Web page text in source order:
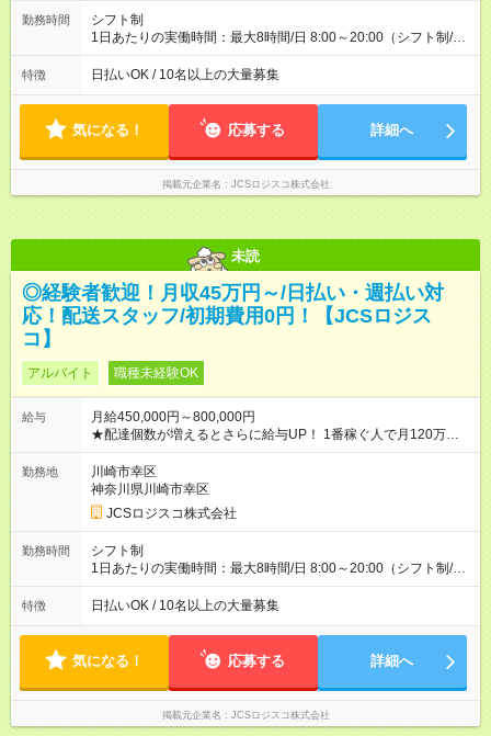
勤務時間
シフト制
1日あたりの実働時間：最大8時間/日 8:00～20:00（シフト制/実
働8時間） ※週5日勤務（場所次第では週4も有り） ※配達状況に
よって時間外での勤務可能性有り ※案件により多少の前後あり
特徴 日払いOK / 10名以上の大量募集
気になる！ 応募する 詳細へ
掲載元企業名 JCSロジスコ株式会社
未読
◎経験者歓迎！月収45万円～/日払い・週払い対
応！配送スタッフ/初期費用0円！【JCSロジス
コ】
アルバイト 職種未経験OK
給与
月給450,000円～800,000円
★配達個数が増えるとさらに給与UP！ 1番稼ぐ人で月120万ほ
ど！ ・主要都市エリア 月収55万円／週5日稼働 月収65万~112
万円／週6日稼働 ・地方郊外エリア 月収40万円／週5日稼働 月
収40万円~50万円／週6日稼働 ＜モデルイメージ＞ ■月収50万
円 (27歳男性/江東区在住)※元建築関係 1日150個配達×25日勤務
(日休み) ■月収80万円(43歳男性/墨田区在住)※元営業 1日200個
勤務地
川崎市幸区
神奈川県川崎市幸区
JCSロジスコ株式会社
勤務時間
シフト制
1日あたりの実働時間：最大8時間/日 8:00～20:00（シフト制/実
働8時間） ※週5日勤務（場所次第では週4も有り） ※配達状況に
よって時間外での勤務可能性有り ※案件により多少の前後あり
特徴 日払いOK / 10名以上の大量募集
気になる！ 応募する 詳細へ
掲載元企業名 JCSロジスコ株式会社